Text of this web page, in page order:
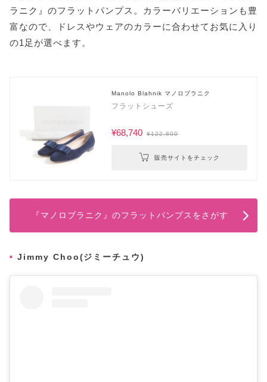
ラニク』のフラットパンプス。カラーバリエーションも豊
富なので、ドレスやウェアのカラーに合わせてお気に入り
の1足が選べます。
Manolo Blahnik マノロブラニク
フラットシューズ
¥68,740 ¥122,800
販売サイトをチェック
『マノロブラニク』のフラットパンプスをさがす
Jimmy Choo(ジミーチュウ)